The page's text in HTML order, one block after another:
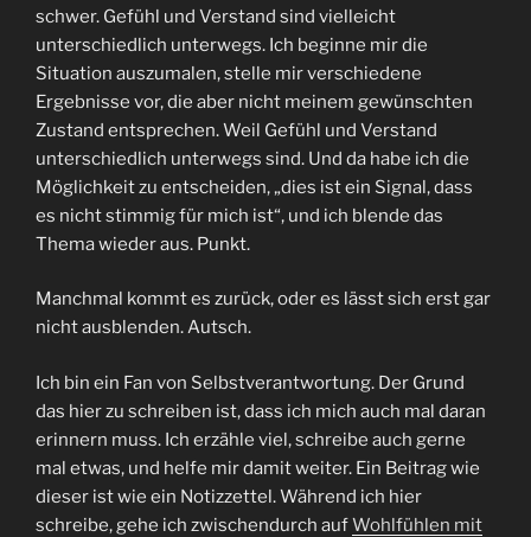
schwer. Gefühl und Verstand sind vielleicht
unterschiedlich unterwegs. Ich beginne mir die
Situation auszumalen, stelle mir verschiedene
Ergebnisse vor, die aber nicht meinem gewünschten
Zustand entsprechen. Weil Gefühl und Verstand
unterschiedlich unterwegs sind. Und da habe ich die
Möglichkeit zu entscheiden, „dies ist ein Signal, dass
es nicht stimmig für mich ist“, und ich blende das
Thema wieder aus. Punkt.
Manchmal kommt es zurück, oder es lässt sich erst gar
nicht ausblenden. Autsch.
Ich bin ein Fan von Selbstverantwortung. Der Grund
das hier zu schreiben ist, dass ich mich auch mal daran
erinnern muss. Ich erzähle viel, schreibe auch gerne
mal etwas, und helfe mir damit weiter. Ein Beitrag wie
dieser ist wie ein Notizzettel. Während ich hier
schreibe, gehe ich zwischendurch aufWohlfühlen mit